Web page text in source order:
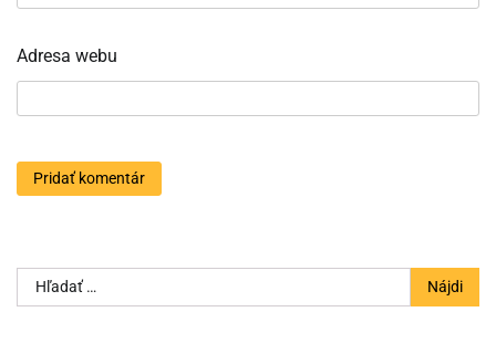
Adresa webu
Hľadať: